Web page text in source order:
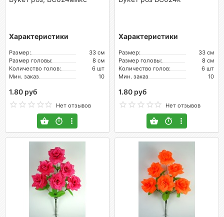
Характеристики
Размер:
33 см
Размер головы:
8 см
Количество голов:
6 шт
Мин. заказ
10
1.80 руб
Нет отзывов
Характеристики
Размер:
33 см
Размер головы:
8 см
Количество голов:
6 шт
Мин. заказ
10
1.80 руб
Нет отзывов